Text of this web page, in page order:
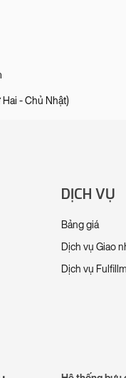
- Chủ Nhật)
DỊCH VỤ
Bảng giá
Dịch vụ Giao
Dịch vụ